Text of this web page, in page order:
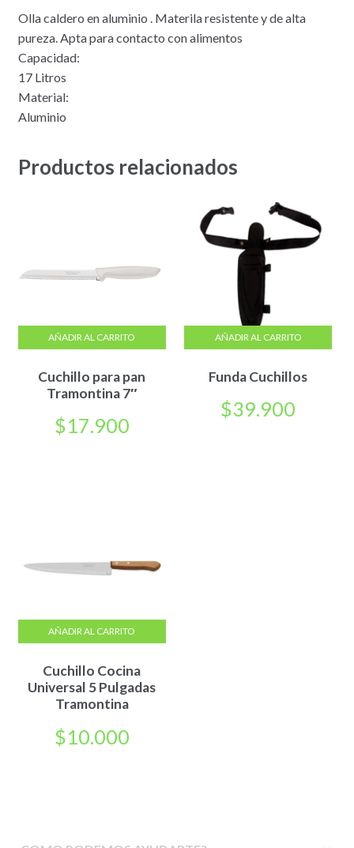
Olla caldero en aluminio . Materila resistente y de alta
pureza. Apta para contacto con alimentos
Capacidad:
17 Litros
Material:
Aluminio
Productos relacionados
Cuchillo para pan
Tramontina 7″
$17.900
AÑADIR AL CARRITO
Funda Cuchillos
$39.900
AÑADIR AL CARRITO
Cuchillo Cocina
Universal 5 Pulgadas
Tramontina
$10.000
AÑADIR AL CARRITO